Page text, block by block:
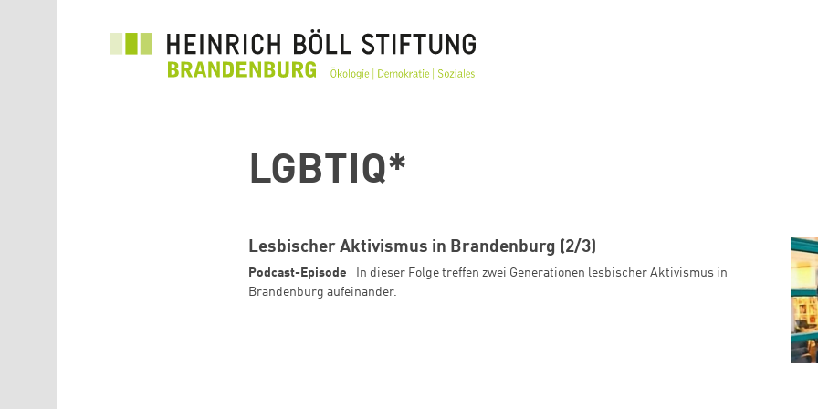
LGBTIQ*
Lesbischer Aktivismus in Brandenburg (2/3)
Podcast-Episode
In dieser Folge treffen zwei Generationen lesbischer Aktivismus in
Brandenburg aufeinander.